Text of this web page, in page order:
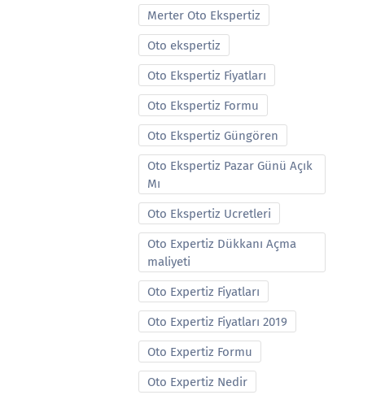
Merter Oto Ekspertiz
Oto ekspertiz
Oto Ekspertiz Fiyatları
Oto Ekspertiz Formu
Oto Ekspertiz Güngören
Oto Ekspertiz Pazar Günü Açık
Mı
Oto Ekspertiz Ucretleri
Oto Expertiz Dükkanı Açma
maliyeti
Oto Expertiz Fiyatları
Oto Expertiz Fiyatları 2019
Oto Expertiz Formu
Oto Expertiz Nedir